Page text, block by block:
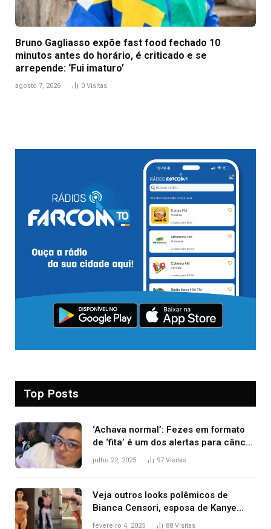
Bruno Gagliasso expõe fast food fechado 10
minutos antes do horário, é criticado e se
arrepende: ‘Fui imaturo’
agosto 7, 2026 0 Visitas
Top Posts
‘Achava normal’: Fezes em formato
de ‘fita’ é um dos alertas para câncer
colorretal; relembre fala de Preta Gil
julho 22, 2025 97 Visitas
Veja outros looks polêmicos de
Bianca Censori, esposa de Kanye
West que apareceu nua no Grammy
fevereiro 4, 2025 88 Visitas